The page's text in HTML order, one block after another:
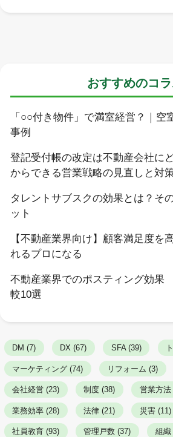
おすすめのコ
「○○付き物件」で満室経営？｜空
事例
登記受付帳の改定は不動産会社に
からできる営業戦略の見直しと対
タレントサブスクの効果とは？そ
ット
【不動産業界向け】顧客満足度を
れるプロになる
不動産業界でのポスティング効果
較10選
DM (7) DX (67) SFA (39)
マーケティング (74) リフォーム (3)
会社経営 (23) 制度 (38) 営業方法
業務効率 (28) 法律 (21) 災害 (11)
社員教育 (93) 管理戸数 (37) 組織